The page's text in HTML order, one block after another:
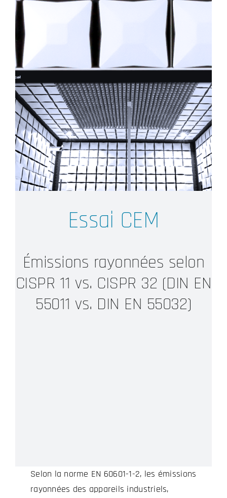
Essai CEM
Émissions rayonnées selon
CISPR 11 vs. CISPR 32 (DIN EN
55011 vs. DIN EN 55032)
Selon la norme EN 60601-1-2, les émissions
rayonnées des appareils industriels,